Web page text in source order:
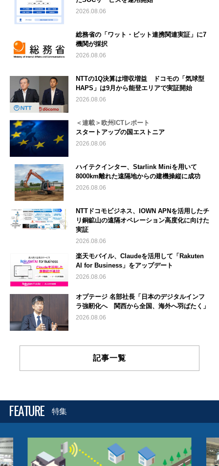
2026.08.06
総務省の「ワット・ビット連携関連実証」に7
機関が採択
2026.08.06
NTTの1Q決算は増収増益 ドコモの「気球型
HAPS」は9月から能登エリアで実証開始
2026.08.06
＜連載＞欧州ICTレポート
スタートアップの国エストニア
2026.08.06
ハイテクインター、Starlink Miniを用いて
8000km離れた遠隔地からの建機操縦に成功
2026.08.06
NTTドコモビジネス、IOWN APNを活用したチ
リ銅鉱山の遠隔オペレーション高度化に向けた
実証
2026.08.06
楽天モバイル、Claudeを活用して「Rakuten
AI for Business」をアップデート
2026.08.06
オプテージ 名部社長「日本のデジタルインフ
ラ強靭化へ 関西から全国、海外へ羽ばたく」
2026.08.06
記事一覧
FEATURE 特集